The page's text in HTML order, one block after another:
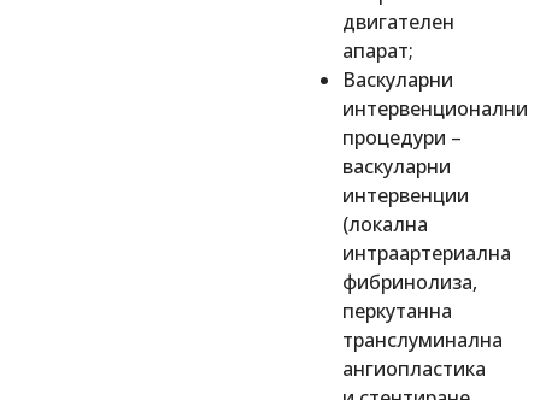
двигателен
апарат;
Васкуларни
интервенционални
процедури –
васкуларни
интервенции
(локална
интраартериална
фибринолиза,
перкутанна
транслуминална
ангиопластика